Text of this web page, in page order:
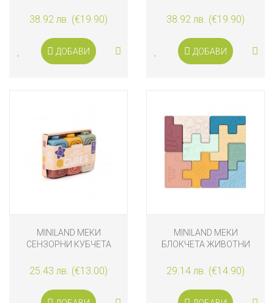
38.92 лв. (€19.90)
ДОБАВИ
38.92 лв. (€19.90)
ДОБАВИ
MINILAND МЕКИ
СЕНЗОРНИ КУБЧЕТА
25.43 лв. (€13.00)
MINILAND МЕКИ
БЛОКЧЕТА ЖИВОТНИ
29.14 лв. (€14.90)